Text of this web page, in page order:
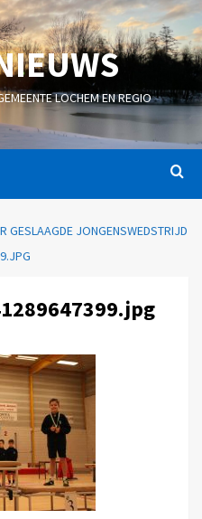
LOCHEM EN REGIO
GESLAAGDE JONGENSWEDSTRIJD